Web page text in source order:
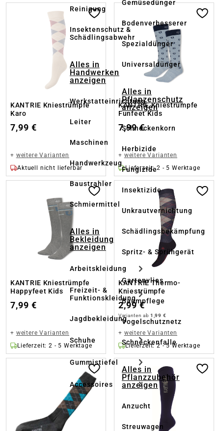
Reinigung
Insektenschutz &
Schädlingsabwehr
Alles in
Handwerken
anzeigen
Werkstatteinrichtung
Leiter
Maschinen
Handwerkzeug
Baustrahler
Schmiermittel
Alles in
Bekleidung
anzeigen
Arbeitskleidung
Freizeit- &
Funktionskleidung
Jagdbekleidung
Schuhe
Gummistiefel
Accessoires
Gemüsedünger
Bodenverbesserer
Spezialdünger
Universaldünger
Alles in
Pflanzenschutz
anzeigen
Schneckenkorn
Herbizide
Fungizide
Insektizide
Unkrautvernichtung
Schädlingsbekämpfung
Spritz- & Sprühgerät
Gartenvlies
Baumpflege
Vogelschutznetz
Schneckenfalle
Alles in
Pflanzzubehör
anzeigen
Anzucht
Streuwagen
KANTRIE Kniestrümpfe
Karo
7,99 €
+ weitere Varianten
Aktuell nicht lieferbar
KANTRIE Kniestrümpfe
Funfeet Kids
7,99 €
+ weitere Varianten
Lieferzeit: 2 - 5 Werktage
KANTRIE Kniestrümpfe
Happyfeet Kids
7,99 €
+ weitere Varianten
Lieferzeit: 2 - 5 Werktage
KANTRIE Thermo-
Kniestrümpfe
2,99 €
Varianten ab 1,99 €
+ weitere Varianten
Lieferzeit: 2 - 5 Werktage